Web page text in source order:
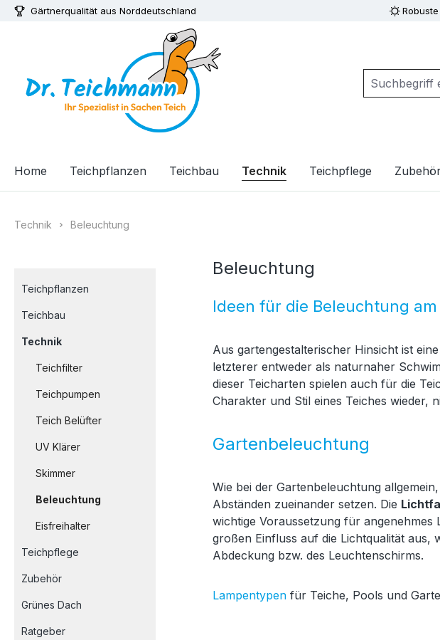
Hauptinhalt springen
Zur Suche springen
Zur Hauptnavigation springen
Gärtnerqualität aus Norddeutschland
Home Teichpflanzen Teichbau Technik Teichpflege
Technik Beleuchtung
Teichpflanzen
Teichbau
Technik
Teichfilter
Teichpumpen
Teich Belüfter
UV Klärer
Skimmer
Beleuchtung
Eisfreihalter
Teichpflege
Zubehör
Grünes Dach
Ratgeber
Beleuchtung
Ideen für die Beleuchtung
Aus gartengestalterischer Hinsicht ist
letzterer entweder als naturnaher
dieser Teicharten spielen auch für die
Charakter und Stil eines Teiches wieder,
Gartenbeleuchtung
Wie bei der Gartenbeleuchtung
Abständen zueinander setzen. Die
wichtige Voraussetzung für
großen Einfluss auf die Lichtqualität
Abdeckung bzw. des Leuchtenschirms.
Lampentypenfür Teiche, Pools und